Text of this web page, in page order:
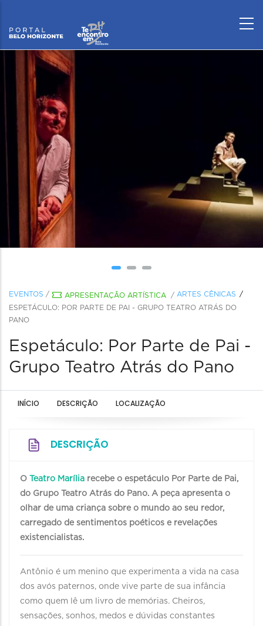
EVENTOS / APRESENTAÇÃO ARTÍSTICA / ARTES CÊNICAS
ESPETÁCULO: POR PARTE DE PAI - GRUPO TEATRO ATRÁS DO
PANO
Espetáculo: Por Parte de Pai -
Grupo Teatro Atrás do Pano
INÍCIO DESCRIÇÃO LOCALIZAÇÃO
DESCRIÇÃO
O Teatro Marília recebe o espetáculo Por Parte de Pai,
do Grupo Teatro Atrás do Pano. A peça apresenta o
olhar de uma criança sobre o mundo ao seu redor,
carregado de sentimentos poéticos e revelações
existencialistas.
Antônio é um menino que experimenta a vida na casa
dos avós paternos, onde vive parte de sua infância
como quem lê um livro de memórias. Cheiros,
sensações, sonhos, medos e dúvidas constantes